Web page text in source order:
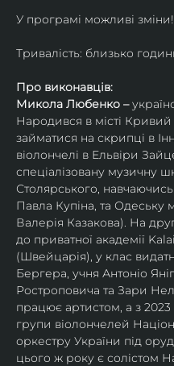
У програмі можливі зміни!
Тривалість: близько
Про виконавців:
Микола Любенко –
Народився в місті Кривий
займатися на скрипці в
віолончелі в Ельвіри
спеціалізовану музичну
Столярського,
Павла Купіна, та Одеську
Валерія Казакова). На
до приватної академії
(Швейцарія), у клас
Бергера, учня Антоніо
Ростроповича та Зари
працює артистом, а з
групи віолончелей
оркестру України під
цього ж року є солістом